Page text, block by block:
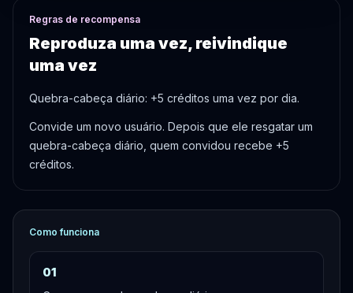
Regras de recompensa
Reproduza uma vez, reivindique
uma vez
Quebra-cabeça diário: +5 créditos uma vez por dia.
Convide um novo usuário. Depois que ele resgatar um
quebra-cabeça diário, quem convidou recebe +5
créditos.
Como funciona
01